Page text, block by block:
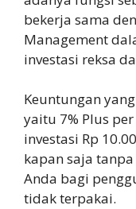
bekerja sama
Management
investasi reksa
Keuntungan
yaitu 7% Plus
investasi Rp
kapan saja
Anda bagi
tidak terpakai.